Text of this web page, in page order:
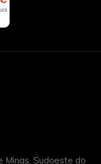
Minas, Sudoeste do